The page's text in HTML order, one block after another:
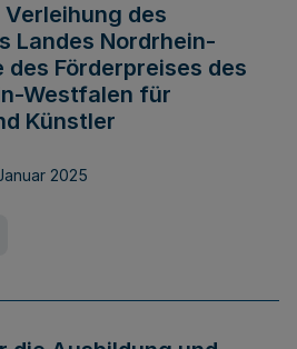
des
Landes Nordrhein-
Förderpreises des
Westfalen für
Künstler
2025